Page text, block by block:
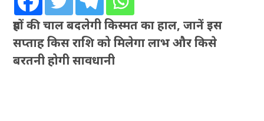
ग्रहों की चाल बदलेगी किस्मत का हाल, जानें इस
सप्ताह किस राशि को मिलेगा लाभ और किसे
बरतनी होगी सावधानी